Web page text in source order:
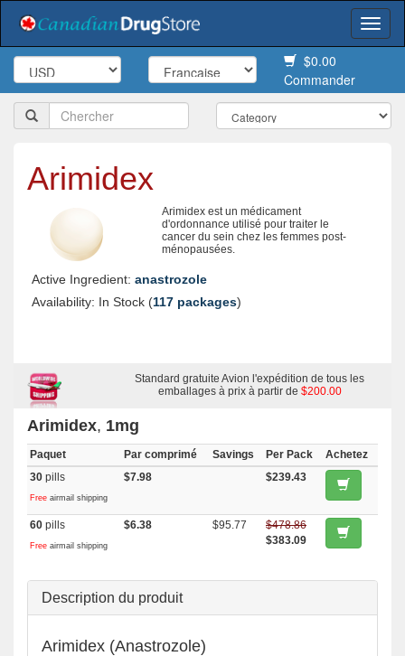
$0.00
Commander
Arimidex
Arimidex est un médicament
d'ordonnance utilisé pour traiter le
cancer du sein chez les femmes post-
ménopausées.
Active Ingredient: anastrozole
Availability: In Stock (117 packages)
Standard gratuite Avion l'expédition de tous les
emballages à prix à partir de $200.00
Arimidex, 1mg
Paquet Par comprimé Savings Per Pack
Achetez
30 pills
Free airmail shipping
$7.98 $239.43
60 pills
Free airmail shipping
$6.38 $95.77
$478.86
$383.09
Description du produit
Arimidex (Anastrozole)